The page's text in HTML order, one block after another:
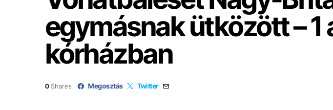
egymásnak ütközött – 1
kórházban
0 Shares Megosztás Twitter